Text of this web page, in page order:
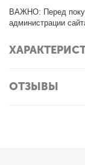
ВАЖНО: Перед
администрации
ОТЗЫВЫ